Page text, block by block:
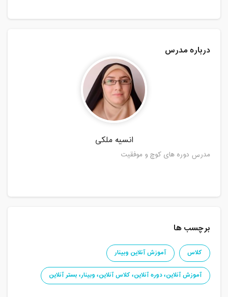
درباره مدرس
انسیه ملکی
مدرس دوره های کوچ و موفقیت
برچسب ها
کلاس
آموزش آنلاین وبینار
آموزش آنلاین، دوره آنلاین، کلاس آنلاین، وبینار، بستر آنلاین